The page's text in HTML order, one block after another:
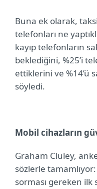
Buna ek olarak,
telefonları ne
kayıp telefonların
beklediğini, %25’i
ettiklerini ve %14’ü
söyledi.
Mobil cihazların
Graham Cluley,
sözlerle tamamlıyor:
sorması gereken ilk